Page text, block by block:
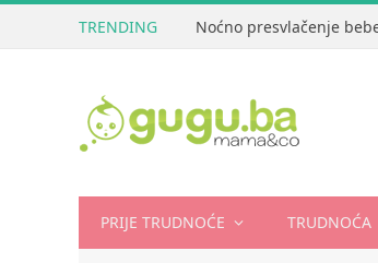
TRENDING Noćno presvlačenje
PRIJE TRUDNOĆE TRUDNOĆA